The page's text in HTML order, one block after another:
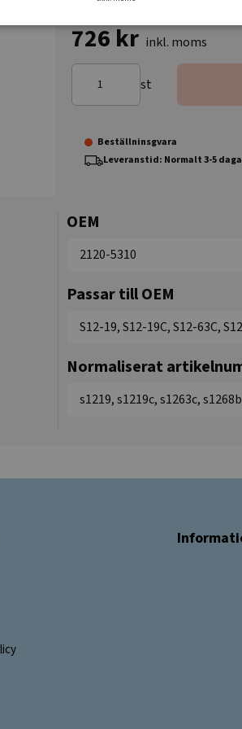
726 kr inkl. moms
st
Beställninsgvara
Leveranstid: Normalt 3-5
OEM
2120-5310
Passar till OEM
S12-19, S12-19C, S12-63C,
Normaliserat
s1219, s1219c, s1263c,